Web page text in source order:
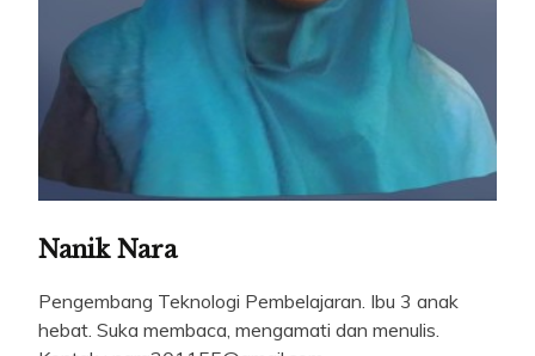
Nanik Nara
Pengembang Teknologi Pembelajaran. Ibu 3 anak
hebat. Suka membaca, mengamati dan menulis.